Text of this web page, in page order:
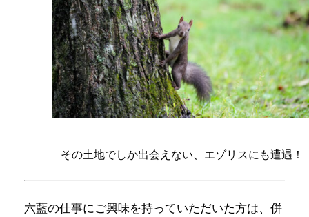
その土地でしか出会えない、エゾリスにも遭遇！
六藍の仕事にご興味を持っていただいた方は、併